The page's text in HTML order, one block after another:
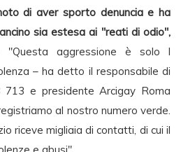
di aver sporto denuncia e ha
sia estesa ai "reati di odio",
"Questa aggressione è solo l
– ha detto il responsabile di
e presidente Arcigay Roma
al nostro numero verde.
riceve migliaia di contatti, di cui il